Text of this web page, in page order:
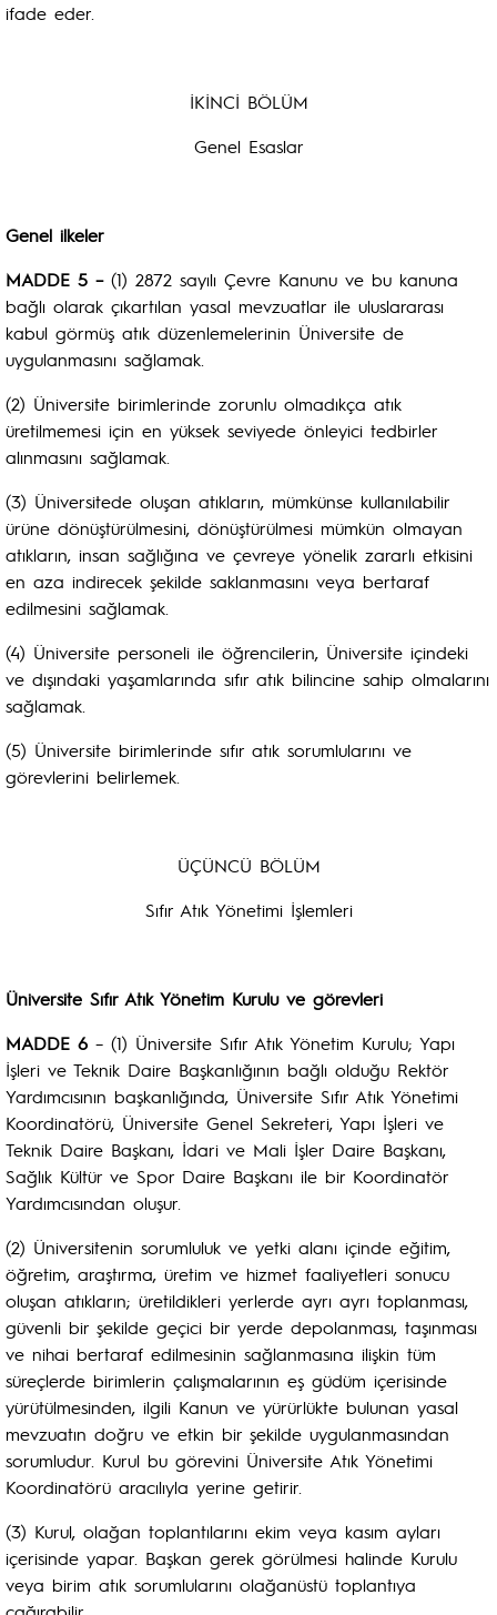
ifade eder.
İKİNCİ BÖLÜM
Genel Esaslar
Genel ilkeler
MADDE 5 – (1) 2872 sayılı Çevre Kanunu ve bu kanuna
bağlı olarak çıkartılan yasal mevzuatlar ile uluslararası
kabul görmüş atık düzenlemelerinin Üniversite de
uygulanmasını sağlamak.
(2) Üniversite birimlerinde zorunlu olmadıkça atık
üretilmemesi için en yüksek seviyede önleyici tedbirler
alınmasını sağlamak.
(3) Üniversitede oluşan atıkların, mümkünse kullanılabilir
ürüne dönüştürülmesini, dönüştürülmesi mümkün olmayan
atıkların, insan sağlığına ve çevreye yönelik zararlı etkisini
en aza indirecek şekilde saklanmasını veya bertaraf
edilmesini sağlamak.
(4) Üniversite personeli ile öğrencilerin, Üniversite içindeki
ve dışındaki yaşamlarında sıfır atık bilincine sahip olmalarını
sağlamak.
(5) Üniversite birimlerinde sıfır atık sorumlularını ve
görevlerini belirlemek.
ÜÇÜNCÜ BÖLÜM
Sıfır Atık Yönetimi İşlemleri
Üniversite Sıfır Atık Yönetim Kurulu ve görevleri
MADDE 6 – (1) Üniversite Sıfır Atık Yönetim Kurulu; Yapı
İşleri ve Teknik Daire Başkanlığının bağlı olduğu Rektör
Yardımcısının başkanlığında, Üniversite Sıfır Atık Yönetimi
Koordinatörü, Üniversite Genel Sekreteri, Yapı İşleri ve
Teknik Daire Başkanı, İdari ve Mali İşler Daire Başkanı,
Sağlık Kültür ve Spor Daire Başkanı ile bir Koordinatör
Yardımcısından oluşur.
(2) Üniversitenin sorumluluk ve yetki alanı içinde eğitim,
öğretim, araştırma, üretim ve hizmet faaliyetleri sonucu
oluşan atıkların; üretildikleri yerlerde ayrı ayrı toplanması,
güvenli bir şekilde geçici bir yerde depolanması, taşınması
ve nihai bertaraf edilmesinin sağlanmasına ilişkin tüm
süreçlerde birimlerin çalışmalarının eş güdüm içerisinde
yürütülmesinden, ilgili Kanun ve yürürlükte bulunan yasal
mevzuatın doğru ve etkin bir şekilde uygulanmasından
sorumludur. Kurul bu görevini Üniversite Atık Yönetimi
Koordinatörü aracılıyla yerine getirir.
(3) Kurul, olağan toplantılarını ekim veya kasım ayları
içerisinde yapar. Başkan gerek görülmesi halinde Kurulu
veya birim atık sorumlularını olağanüstü toplantıya